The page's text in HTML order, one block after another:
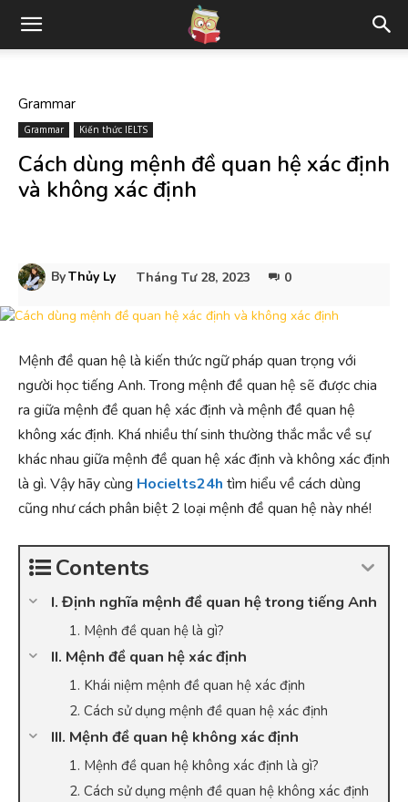
Grammar
Grammar Kiến thức IELTS
Cách dùng mệnh đề quan hệ xác định
và không xác định
ByThủy Ly Tháng Tư 28, 2023 0
Mệnh đề quan hệ là kiến thức ngữ pháp quan trọng với
người học tiếng Anh. Trong mệnh đề quan hệ sẽ được chia
ra giữa mệnh đề quan hệ xác định và mệnh đề quan hệ
không xác định. Khá nhiều thí sinh thường thắc mắc về sự
khác nhau giữa mệnh đề quan hệ xác định và không xác định
là gì. Vậy hãy cùng Hocielts24h tìm hiểu về cách dùng
cũng như cách phân biệt 2 loại mệnh đề quan hệ này nhé!
Contents
I. Định nghĩa mệnh đề quan hệ trong tiếng Anh
1. Mệnh đề quan hệ là gì?
II. Mệnh đề quan hệ xác định
1. Khái niệm mệnh đề quan hệ xác định
2. Cách sử dụng mệnh đề quan hệ xác định
III. Mệnh đề quan hệ không xác định
1. Mệnh đề quan hệ không xác định là gì?
2. Cách sử dụng mệnh đề quan hệ không xác định